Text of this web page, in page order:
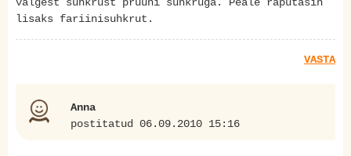
lisaks fariinisuhkrut.
VASTA
Anna
postitatud 06.09.2010 15:16